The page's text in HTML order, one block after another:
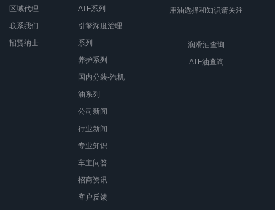
区域代理
联系我们
招贤纳士
ATF系列
引擎深度治理
系列
养护系列
国内分装-汽机
油系列
公司新闻
行业新闻
专业知识
车主问答
招商资讯
客户反馈
用油选择和知识请关注
润滑油查询
ATF油查询